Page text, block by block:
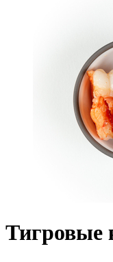
Тигровые